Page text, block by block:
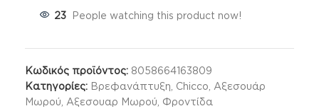
23 People watching this product now!
Κωδικός προϊόντος: 8058664163809
Κατηγορίες: Βρεφανάπτυξη, Chicco, Αξεσουάρ
Μωρού, Αξεσουαρ Μωρού, Φροντίδα